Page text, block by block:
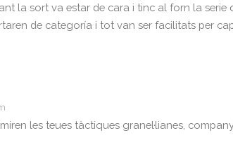
la sort va estar de cara i tinc al forn la serie
de categoría i tot van ser facilitats per
les teues tàctiques granel·lianes,